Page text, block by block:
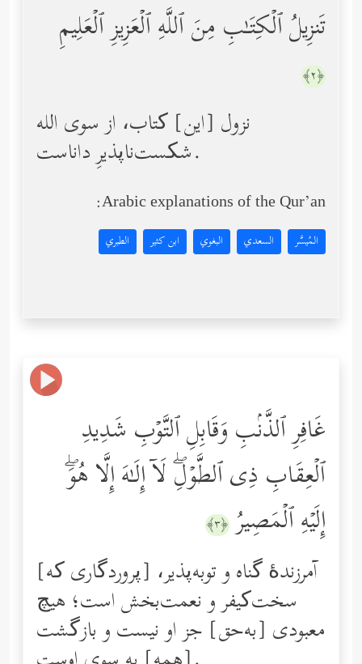
تَنزِیلُ ٱلۡكِتَـٰبِ مِنَ ٱللَّهِ ٱلۡعَزِیزِ ٱلۡعَلِیمِ
﴿٢﴾
نزول [این] کتاب، از سوی الله
شکست‌ناپذیرِ داناست.
Arabic explanations of the Qur’an:
المُيسَّر السعدي البغوي ابن كثير الطبري
غَافِرِ ٱلذَّنۢبِ وَقَابِلِ ٱلتَّوۡبِ شَدِیدِ
ٱلۡعِقَابِ ذِی ٱلطَّوۡلِۖ لَاۤ إِلَـٰهَ إِلَّا هُوَۖ
إِلَیۡهِ ٱلۡمَصِیرُ ﴿٣﴾
[پروردگاری که] آمرزندۀ گناه و توبه‌پذیر،
سخت‌کیفر و نعمت‌بخش است؛ هیچ
معبودی [به‌حق] جز او نیست و بازگشت